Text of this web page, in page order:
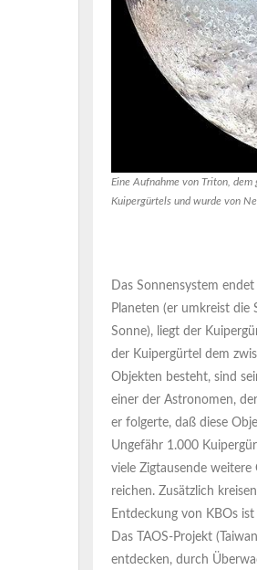
Eine Aufnahme von Triton,
Kuipergürtels und wurde von
Das Sonnensystem
Planeten (er umkreist
Sonne), liegt der
der Kuipergürtel dem
Objekten besteht, sind
einer der Astronomen,
er folgerte, daß diese
Ungefähr 1.000
viele Zigtausende
reichen. Zusätzlich
Entdeckung von KBOs
Das TAOS-Projekt
entdecken, durch